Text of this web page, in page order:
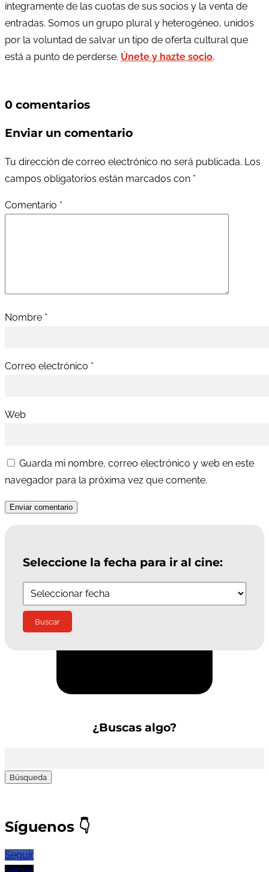
íntegramente de las cuotas de sus socios y la venta de
entradas. Somos un grupo plural y heterogéneo, unidos
por la voluntad de salvar un tipo de oferta cultural que
está a punto de perderse. Únete y hazte socio.
0 comentarios
Enviar un comentario
Tu dirección de correo electrónico no será publicada. Los
campos obligatorios están marcados con *
Comentario *
Nombre *
Correo electrónico *
Web
Guarda mi nombre, correo electrónico y web en este
navegador para la próxima vez que comente.
Enviar comentario
Seleccione la fecha para ir al cine:
¿Buscas algo?
Síguenos 👇
Seguir